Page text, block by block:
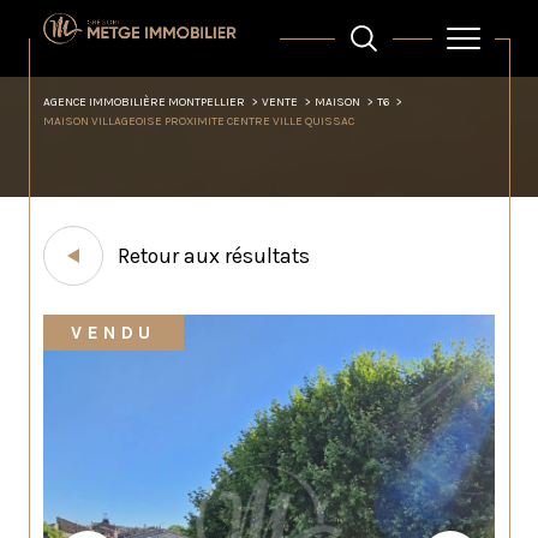
AGENCE IMMOBILIÈRE MONTPELLIER VENTE MAISON
T6
MAISON VILLAGEOISE PROXIMITE CENTRE VILLE QUISSAC
Retour aux résultats
VENDU